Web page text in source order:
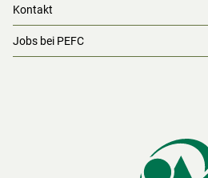
Kontakt
Jobs bei PEFC